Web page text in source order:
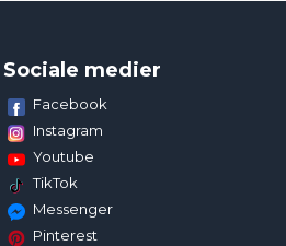
Sociale medier
Facebook
Instagram
Youtube
TikTok
Messenger
Pinterest